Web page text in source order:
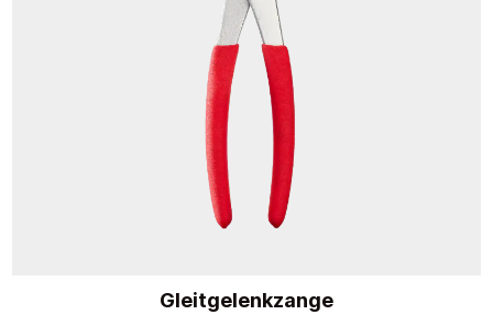
Gleitgelenkzange